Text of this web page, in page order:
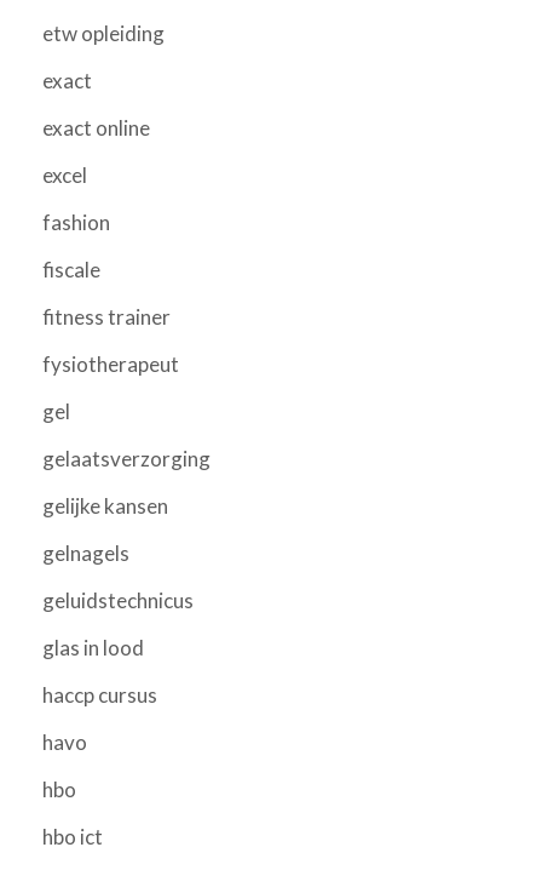
etw opleiding
exact
exact online
excel
fashion
fiscale
fitness trainer
fysiotherapeut
gel
gelaatsverzorging
gelijke kansen
gelnagels
geluidstechnicus
glas in lood
haccp cursus
havo
hbo
hbo ict